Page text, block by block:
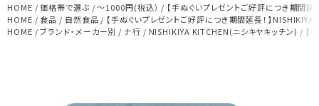
HOME
価格帯で選ぶ ～1000円(税込）
【手ぬぐいプレゼントご好評につき期間
HOME
食品 自然食品
【手ぬぐいプレゼントご好評につき期間延長！】
HOME
ブランド・メーカー別 ナ行 NISHIKIYA KITCHEN(ニシキヤキッチン) 【